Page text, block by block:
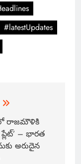
#latestUpdates
రాజమౌళికి
ప్లేట్‌’ – భారత
అరుదైన